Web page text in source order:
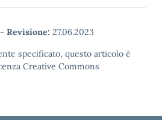
- Revisione: 27.06.2023
specificato, questo articolo è
Creative Commons